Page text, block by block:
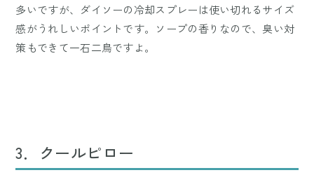
多いですが、ダイソーの冷却スプレーは使い切れるサイズ
感がうれしいポイントです。ソープの香りなので、臭い対
策もできて一石二鳥ですよ。
3．クールピロー